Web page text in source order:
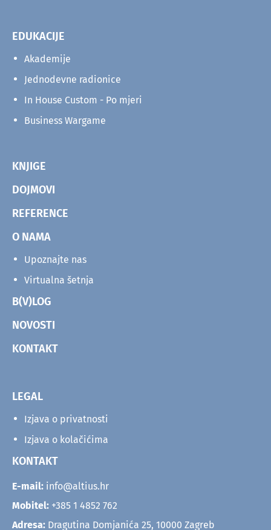
EDUKACIJE
Akademije
Jednodevne radionice
In House Custom - Po mjeri
Business Wargame
KNJIGE
DOJMOVI
REFERENCE
O NAMA
Upoznajte nas
Virtualna šetnja
B(V)LOG
NOVOSTI
KONTAKT
LEGAL
Izjava o privatnosti
Izjava o kolačićima
KONTAKT
E-mail: info@altius.hr
Mobitel: +385 1 4852 762
Adresa: Dragutina Domjanića 25, 10000 Zagreb